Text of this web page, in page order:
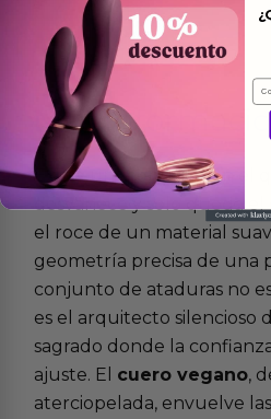
Más
Existe un momento en el
desvanece y solo queda el
el roce de un material
geometría precisa de una
conjunto de ataduras no
es el arquitecto silencioso
sagrado donde la
ajuste. El cuero vegano,
aterciopelada, envuelve